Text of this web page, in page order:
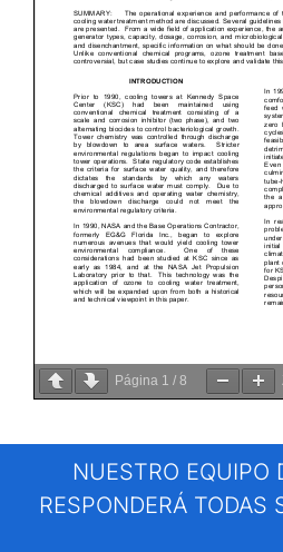
Contáctenos
Página 1 / 8
NUESTRO EQUIPO
RESPONDERÁ TODAS